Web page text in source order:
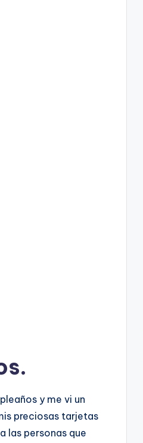
y me vi un
preciosas tarjetas
las personas que